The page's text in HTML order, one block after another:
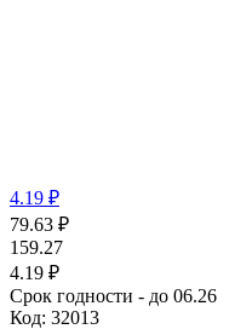
4.19 ₽
79.63 ₽
159.27
4.19 ₽
Срок годности - до 06.26
Код: 32013